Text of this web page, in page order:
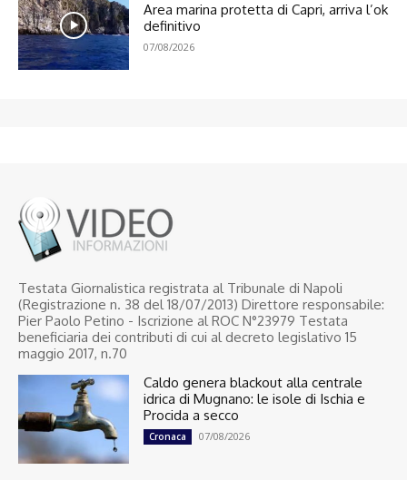
Area marina protetta di Capri, arriva l’ok
definitivo
07/08/2026
Testata Giornalistica registrata al Tribunale di Napoli
(Registrazione n. 38 del 18/07/2013) Direttore responsabile:
Pier Paolo Petino - Iscrizione al ROC N°23979 Testata
beneficiaria dei contributi di cui al decreto legislativo 15
maggio 2017, n.70
Caldo genera blackout alla centrale
idrica di Mugnano: le isole di Ischia e
Procida a secco
Cronaca 07/08/2026